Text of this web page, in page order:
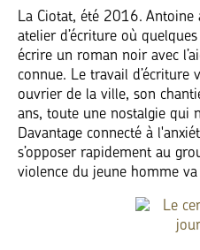
La Ciotat, été 2016. Antoine
atelier d’écriture où
écrire un roman noir avec
connue. Le travail d’écriture
ouvrier de la ville, son
ans, toute une nostalgie qui
Davantage connecté à
s’opposer rapidement au
violence du jeune homme